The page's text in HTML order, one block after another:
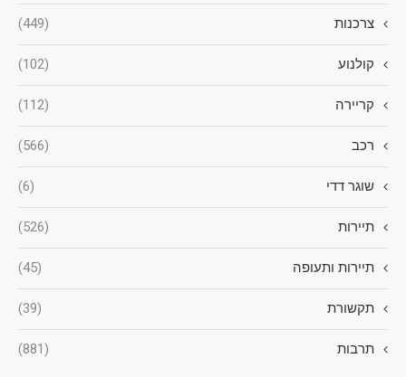
צרכנות (449)
קולנוע (102)
קריירה (112)
רכב (566)
שוגר דדי (6)
תיירות (526)
תיירות ותעופה (45)
תקשורת (39)
תרבות (881)